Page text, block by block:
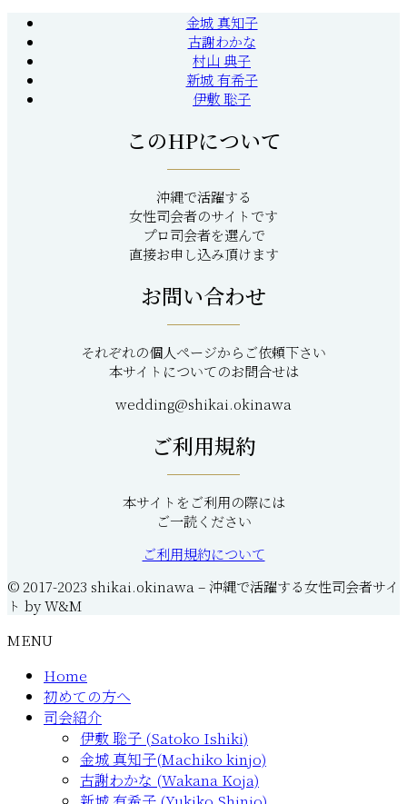
金城 真知子
古謝わかな
村山 典子
新城 有希子
伊敷 聡子
このHPについて
沖縄で活躍する
女性司会者のサイトです
プロ司会者を選んで
直接お申し込み頂けます
お問い合わせ
それぞれの個人ページからご依頼下さい
本サイトについてのお問合せは
wedding@shikai.okinawa
ご利用規約
本サイトをご利用の際には
ご一読ください
ご利用規約について
© 2017-2023 shikai.okinawa – 沖縄で活躍する女性司会者サイ
ト by W&M
MENU
Home
初めての方へ
司会紹介
伊敷 聡子 (Satoko Ishiki)
金城 真知子(Machiko kinjo)
古謝わかな (Wakana Koja)